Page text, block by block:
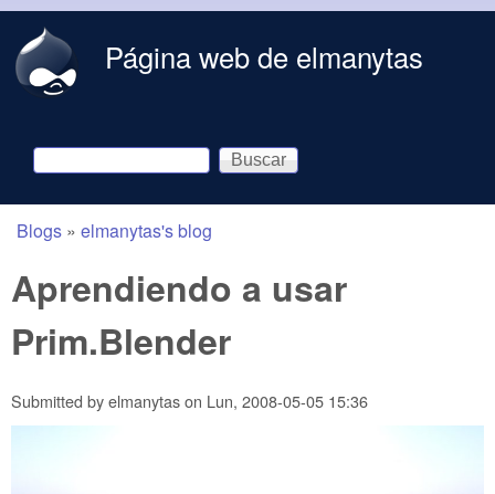
Página web de elmanytas
Formulario de búsqueda
Buscar
You are here
Blogs » elmanytas's blog
Aprendiendo a usar
Prim.Blender
Submitted byelmanytason Lun, 2008-05-05 15:36